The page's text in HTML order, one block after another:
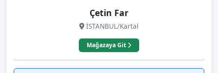
Çetin Far
İSTANBUL/Kartal
Mağazaya Git